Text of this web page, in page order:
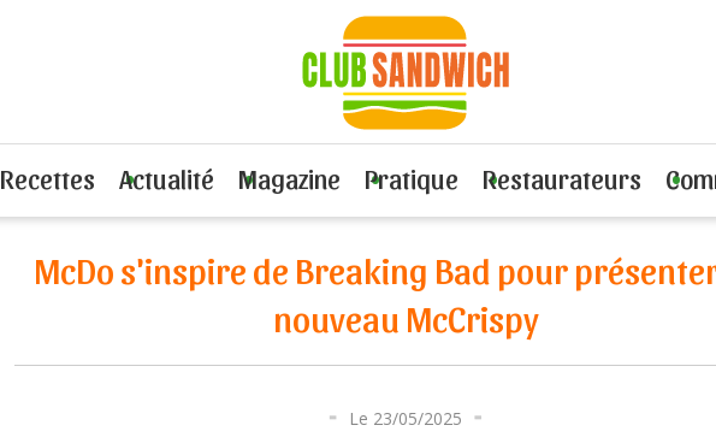
Recettes Actualité Magazine Pratique Restaurateurs
McDo s'inspire de Breaking Bad pour présenter son nouveau McCrispy
McDo s'inspire de Breaking Bad pour
nouveau McCrispy
Le 23/05/2025